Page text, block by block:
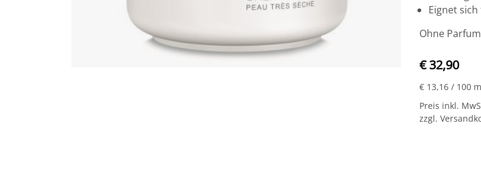
Eignet
Ohne
€ 32,90
€ 13,16 / 100
Preis inkl.
zzgl.